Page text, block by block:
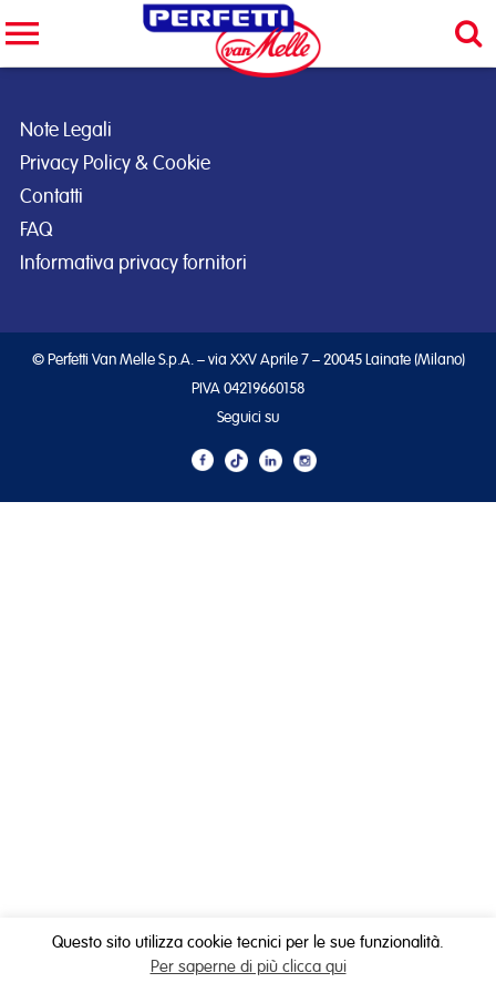
Note Legali
Privacy Policy & Cookie
Contatti
FAQ
Informativa privacy fornitori
© Perfetti Van Melle S.p.A. – via XXV Aprile 7 – 20045 Lainate (Milano)
PIVA 04219660158
Seguici su
Questo sito utilizza cookie tecnici per le sue funzionalità.
Per saperne di più clicca qui